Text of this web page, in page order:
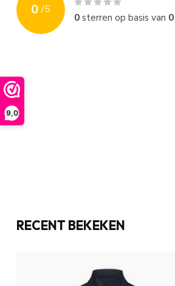
9,0
0 /5
0sterren op basis van 0
RECENT BEKEKEN